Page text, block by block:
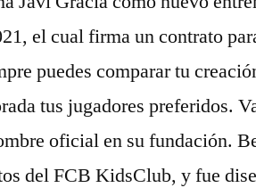
el cual firma un contrato
puedes comparar tu
tus jugadores preferidos.
oficial en su fundación.
del FCB KidsClub, y fue